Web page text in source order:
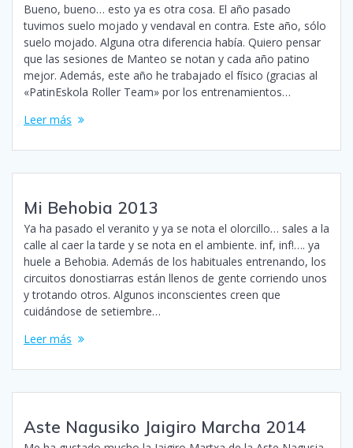
Bueno, bueno… esto ya es otra cosa. El año pasado
tuvimos suelo mojado y vendaval en contra. Este año, sólo
suelo mojado. Alguna otra diferencia había. Quiero pensar
que las sesiones de Manteo se notan y cada año patino
mejor. Además, este año he trabajado el físico (gracias al
«PatinEskola Roller Team» por los entrenamientos…
Leer más
Mi Behobia 2013
Ya ha pasado el veranito y ya se nota el olorcillo… sales a la
calle al caer la tarde y se nota en el ambiente. inf, inf!…. ya
huele a Behobia. Además de los habituales entrenando, los
circuitos donostiarras están llenos de gente corriendo unos
y trotando otros. Algunos inconscientes creen que
cuidándose de setiembre…
Leer más
Aste Nagusiko Jaigiro Marcha 2014